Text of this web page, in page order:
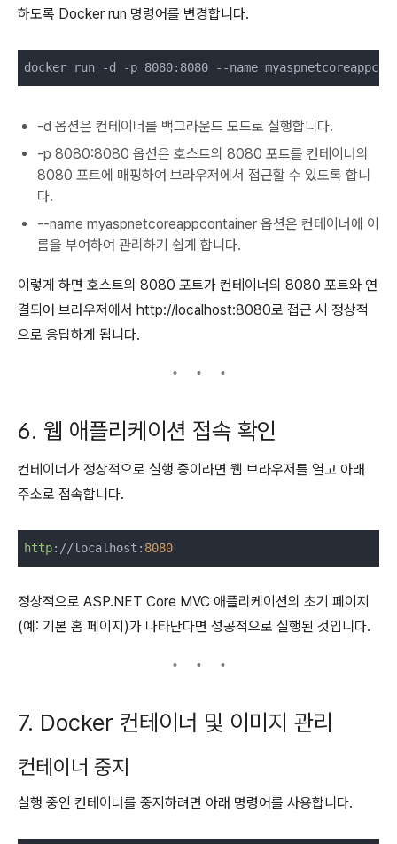
하도록 Docker run 명령어를 변경합니다.
docker run -d -p 8080:8080 --name
-d 옵션은 컨테이너를 백그라운드 모드로 실행합니다.
-p 8080:8080 옵션은 호스트의 8080 포트를 컨테이너의
8080 포트에 매핑하여 브라우저에서 접근할 수 있도록 합니
다.
--name myaspnetcoreappcontainer 옵션은 컨테이너에 이
름을 부여하여 관리하기 쉽게 합니다.
이렇게 하면 호스트의 8080 포트가 컨테이너의 8080 포트와 연
결되어 브라우저에서 http://localhost:8080로 접근 시 정상적
으로 응답하게 됩니다.
6. 웹 애플리케이션 접속 확인
컨테이너가 정상적으로 실행 중이라면 웹 브라우저를 열고 아래
주소로 접속합니다.
http://localhost: 8080
정상적으로 ASP.NET Core MVC 애플리케이션의 초기 페이지
(예: 기본 홈 페이지)가 나타난다면 성공적으로 실행된 것입니다.
7. Docker 컨테이너 및 이미지 관리
컨테이너 중지
실행 중인 컨테이너를 중지하려면 아래 명령어를 사용합니다.